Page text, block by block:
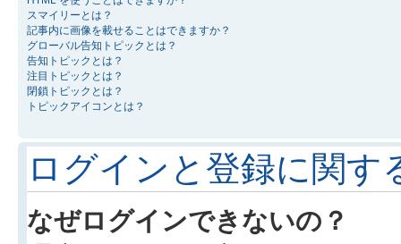
スマイリーとは？
記事内に画像を載せることはできますか？
グローバル告知トピックとは？
告知トピックとは？
注目トピックとは？
閉鎖トピックとは？
トピックアイコンとは？
ログインと登録に関す
なぜログインできないの？